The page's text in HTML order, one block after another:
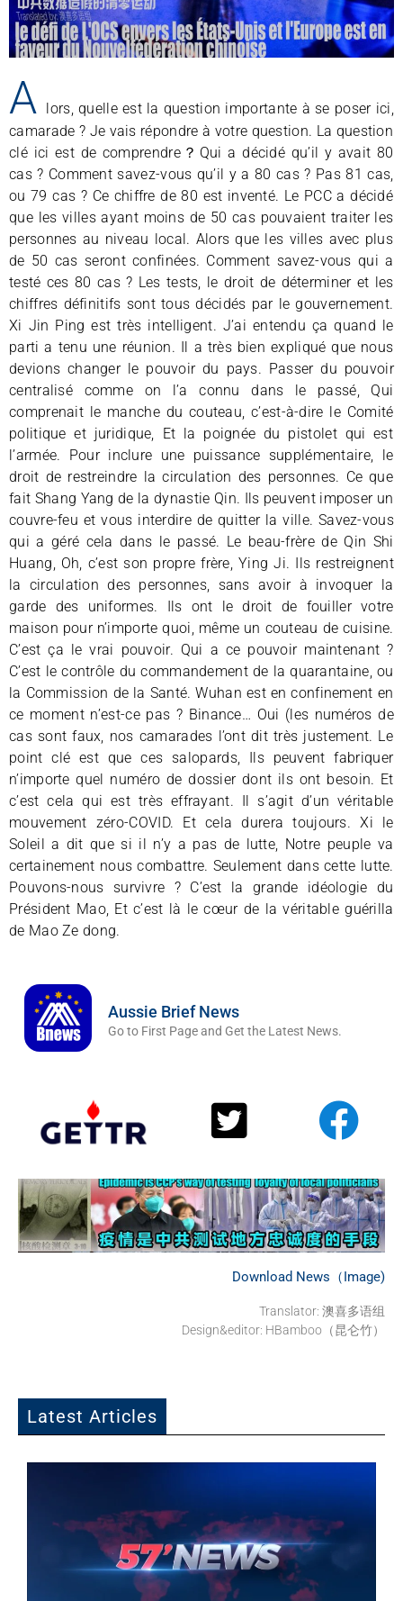
A lors, quelle est la question importante à se poser ici,
camarade ? Je vais répondre à votre question. La question
clé ici est de comprendre？Qui a décidé qu’il y avait 80
cas ? Comment savez-vous qu’il y a 80 cas ? Pas 81 cas,
ou 79 cas ? Ce chiffre de 80 est inventé. Le PCC a décidé
que les villes ayant moins de 50 cas pouvaient traiter les
personnes au niveau local. Alors que les villes avec plus
de 50 cas seront confinées. Comment savez-vous qui a
testé ces 80 cas ? Les tests, le droit de déterminer et les
chiffres définitifs sont tous décidés par le gouvernement.
Xi Jin Ping est très intelligent. J’ai entendu ça quand le
parti a tenu une réunion. Il a très bien expliqué que nous
devions changer le pouvoir du pays. Passer du pouvoir
centralisé comme on l’a connu dans le passé, Qui
comprenait le manche du couteau, c’est-à-dire le Comité
politique et juridique, Et la poignée du pistolet qui est
l’armée. Pour inclure une puissance supplémentaire, le
droit de restreindre la circulation des personnes. Ce que
fait Shang Yang de la dynastie Qin. Ils peuvent imposer un
couvre-feu et vous interdire de quitter la ville. Savez-vous
qui a géré cela dans le passé. Le beau-frère de Qin Shi
Huang, Oh, c’est son propre frère, Ying Ji. Ils restreignent
la circulation des personnes, sans avoir à invoquer la
garde des uniformes. Ils ont le droit de fouiller votre
maison pour n’importe quoi, même un couteau de cuisine.
C’est ça le vrai pouvoir. Qui a ce pouvoir maintenant ?
C’est le contrôle du commandement de la quarantaine, ou
la Commission de la Santé. Wuhan est en confinement en
ce moment n’est-ce pas ? Binance… Oui (les numéros de
cas sont faux, nos camarades l’ont dit très justement. Le
point clé est que ces salopards, Ils peuvent fabriquer
n’importe quel numéro de dossier dont ils ont besoin. Et
c’est cela qui est très effrayant. Il s’agit d’un véritable
mouvement zéro-COVID. Et cela durera toujours. Xi le
Soleil a dit que si il n’y a pas de lutte, Notre peuple va
certainement nous combattre. Seulement dans cette lutte.
Pouvons-nous survivre ? C’est la grande idéologie du
Président Mao, Et c’est là le cœur de la véritable guérilla
de Mao Ze dong.
Aussie Brief News
Go to First Page and Get the Latest News.
Download News（Image)
Translator: 澳喜多语组
Design&editor: HBamboo（昆仑竹）
Latest Articles